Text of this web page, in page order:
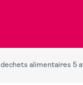
alimentaires 5